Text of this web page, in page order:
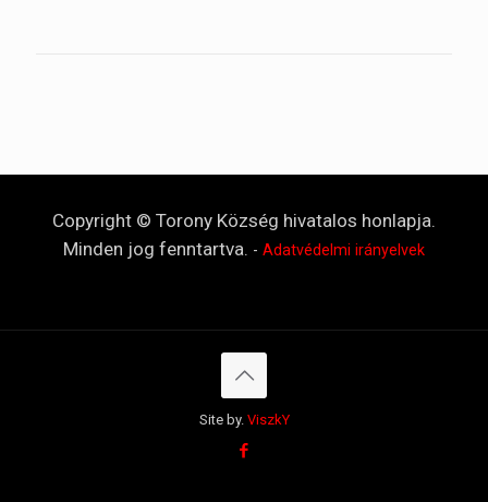
Copyright © Torony Község hivatalos honlapja.
Minden jog fenntartva. - Adatvédelmi irányelvek
Site by. ViszkY